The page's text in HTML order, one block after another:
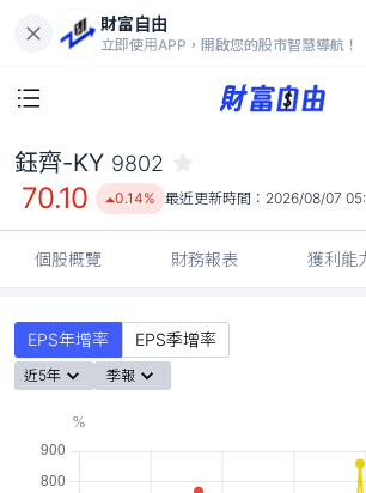
財富自由
立即使用APP，開啟您的股市智慧導航！
70.10
0.14%
鈺齊-KY 9802
70.10 0.14% 最近更新時間： 2026/08/07
個股概覽 財務報表 獲利能
EPS年增率 EPS季增率
近5年 季報